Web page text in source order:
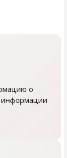
о
информации